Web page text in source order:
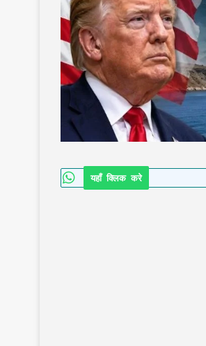
यहाँ क्लिक करे